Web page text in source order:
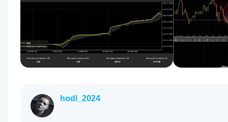
hodl_2024